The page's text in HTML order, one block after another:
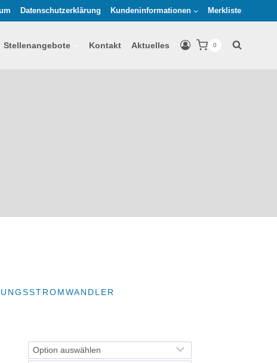
Datenschutzerklärung Kundeninformationen Merkliste
Stellenangebote Kontakt Aktuelles 0